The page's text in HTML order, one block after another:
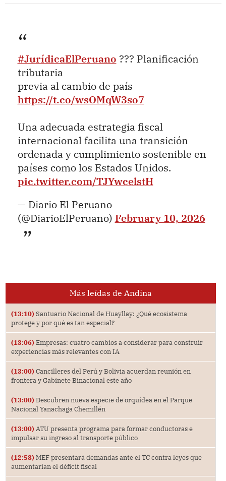
#JurídicaElPeruano ??? Planificación
tributaria
previa al cambio de país
https://t.co/wsOMqW3so7
Una adecuada estrategia fiscal
internacional facilita una transición
ordenada y cumplimiento sostenible en
países como los Estados Unidos.
pic.twitter.com/TJYwcelstH
— Diario El Peruano
(@DiarioElPeruano) February 10, 2026
Más leídas de Andina
(13:10) Santuario Nacional de Huayllay: ¿Qué ecosistema
protege y por qué es tan especial?
(13:06) Empresas: cuatro cambios a considerar para construir
experiencias más relevantes con IA
(13:00) Cancilleres del Perú y Bolivia acuerdan reunión en
frontera y Gabinete Binacional este año
(13:00) Descubren nueva especie de orquídea en el Parque
Nacional Yanachaga Chemillén
(13:00) ATU presenta programa para formar conductoras e
impulsar su ingreso al transporte público
(12:58) MEF presentará demandas ante el TC contra leyes que
aumentarían el déficit fiscal